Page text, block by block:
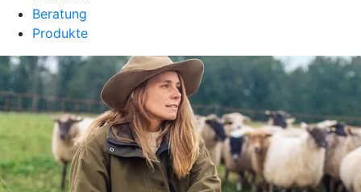
Beratung
Produkte